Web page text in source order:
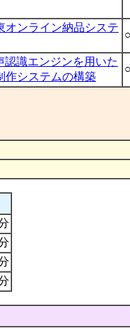
オンライン納品システ
認識エンジンを用いた
作システムの構築